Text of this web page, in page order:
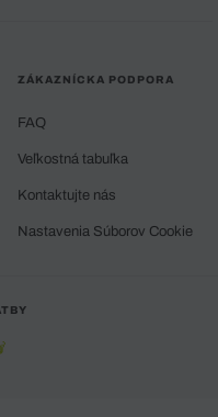
ZÁKAZNÍCKA PODPORA
FAQ
Veľkostná tabuľka
Kontaktujte nás
Nastavenia Súborov Cookie